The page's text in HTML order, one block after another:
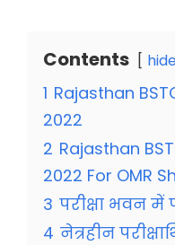
Contents
1 Rajasthan
2022
2 Rajasthan
2022 For OMR
3 परीक्षा भवन में
4 नेत्रहीन